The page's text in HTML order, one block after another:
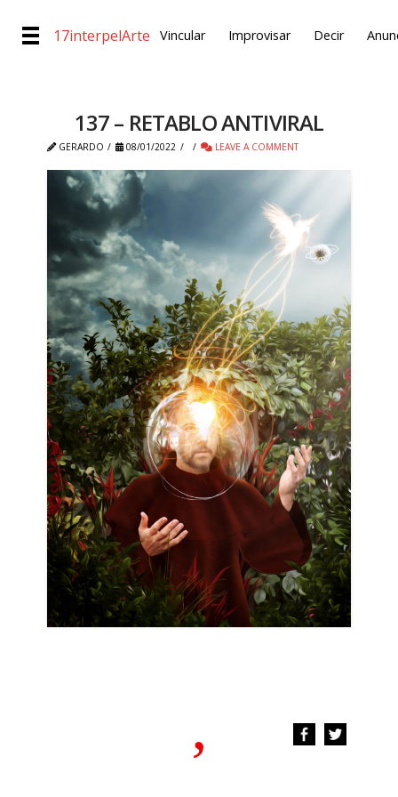
17interpelArte Vincular Improvisar Decir
137 – RETABLO ANTIVIRAL
GERARDO 08/01/2022 LEAVE A COMMENT